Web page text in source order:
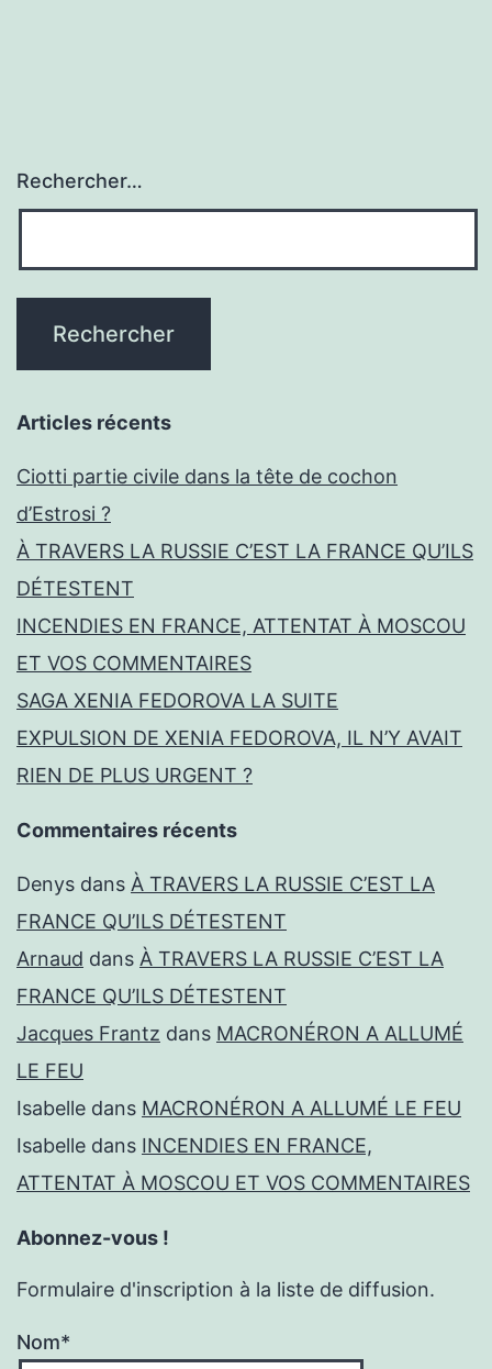
Rechercher…
Articles récents
Ciotti partie civile dans la tête de cochon
d’Estrosi ?
À TRAVERS LA RUSSIE C’EST LA FRANCE QU’ILS
DÉTESTENT
INCENDIES EN FRANCE, ATTENTAT À MOSCOU
ET VOS COMMENTAIRES
SAGA XENIA FEDOROVA LA SUITE
EXPULSION DE XENIA FEDOROVA, IL N’Y AVAIT
RIEN DE PLUS URGENT ?
Commentaires récents
Denys dans À TRAVERS LA RUSSIE C’EST LA
FRANCE QU’ILS DÉTESTENT
Arnaud dans À TRAVERS LA RUSSIE C’EST LA
FRANCE QU’ILS DÉTESTENT
Jacques Frantz dans MACRONÉRON A ALLUMÉ
LE FEU
Isabelle dans MACRONÉRON A ALLUMÉ LE FEU
Isabelle dans INCENDIES EN FRANCE,
ATTENTAT À MOSCOU ET VOS COMMENTAIRES
Abonnez-vous !
Formulaire d'inscription à la liste de diffusion.
Nom*